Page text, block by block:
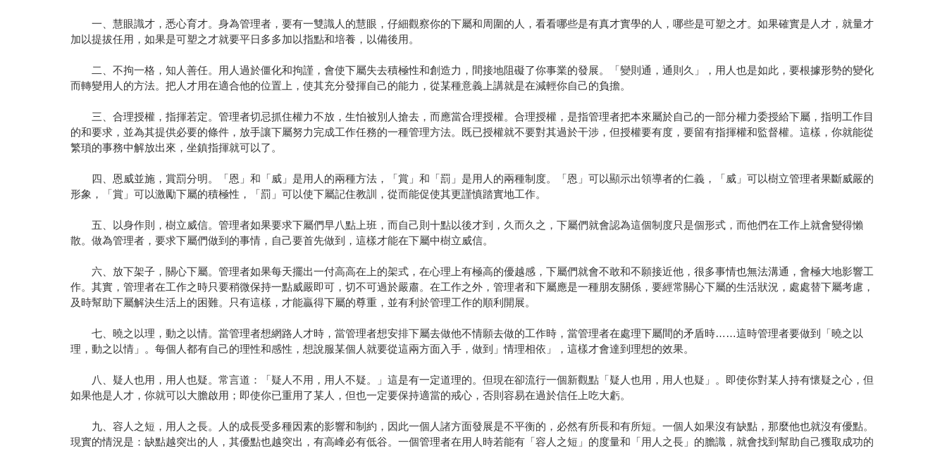
一、慧眼識才，悉心育才。身為管理者，要有一雙識人的慧眼，仔細觀察你的下屬和周圍的人，看看哪些是有真才實學的人，哪些是可塑之才。如果確實是人才，就量才
加以提拔任用，如果是可塑之才就要平日多多加以指點和培養，以備後用。
二、不拘一格，知人善任。用人過於僵化和拘謹，會使下屬失去積極性和創造力，間接地阻礙了你事業的發展。「變則通，通則久」，用人也是如此，要根據形勢的變化
而轉變用人的方法。把人才用在適合他的位置上，使其充分發揮自己的能力，從某種意義上講就是在減輕你自己的負擔。
三、合理授權，指揮若定。管理者切忌抓住權力不放，生怕被別人搶去，而應當合理授權。合理授權，是指管理者把本來屬於自己的一部分權力委授給下屬，指明工作目
的和要求，並為其提供必要的條件，放手讓下屬努力完成工作任務的一種管理方法。既已授權就不要對其過於干涉，但授權要有度，要留有指揮權和監督權。這樣，你就能從
繁瑣的事務中解放出來，坐鎮指揮就可以了。
四、恩威並施，賞罰分明。「恩」和「威」是用人的兩種方法，「賞」和「罰」是用人的兩種制度。「恩」可以顯示出領導者的仁義，「威」可以樹立管理者果斷威嚴的
形象，「賞」可以激勵下屬的積極性，「罰」可以使下屬記住教訓，從而能促使其更謹慎踏實地工作。
五、以身作則，樹立威信。管理者如果要求下屬們早八點上班，而自己則十點以後才到，久而久之，下屬們就會認為這個制度只是個形式，而他們在工作上就會變得懶
散。做為管理者，要求下屬們做到的事情，自己要首先做到，這樣才能在下屬中樹立威信。
六、放下架子，關心下屬。管理者如果每天擺出一付高高在上的架式，在心理上有極高的優越感，下屬們就會不敢和不願接近他，很多事情也無法溝通，會極大地影響工
作。其實，管理者在工作之時只要稍微保持一點威嚴即可，切不可過於嚴肅。在工作之外，管理者和下屬應是一種朋友關係，要經常關心下屬的生活狀況，處處替下屬考慮，
及時幫助下屬解決生活上的困難。只有這樣，才能贏得下屬的尊重，並有利於管理工作的順利開展。
七、曉之以理，動之以情。當管理者想網路人才時，當管理者想安排下屬去做他不情願去做的工作時，當管理者在處理下屬間的矛盾時……這時管理者要做到「曉之以
理，動之以情」。每個人都有自己的理性和感性，想說服某個人就要從這兩方面入手，做到」情理相依」，這樣才會達到理想的效果。
八、疑人也用，用人也疑。常言道：「疑人不用，用人不疑。」這是有一定道理的。但現在卻流行一個新觀點「疑人也用，用人也疑」。即使你對某人持有懷疑之心，但
如果他是人才，你就可以大膽啟用；即使你已重用了某人，但也一定要保持適當的戒心，否則容易在過於信任上吃大虧。
九、容人之短，用人之長。人的成長受多種因素的影響和制約，因此一個人諸方面發展是不平衡的，必然有所長和有所短。一個人如果沒有缺點，那麼他也就沒有優點。
現實的情況是：缺點越突出的人，其優點也越突出，有高峰必有低谷。一個管理者在用人時若能有「容人之短」的度量和「用人之長」的膽識，就會找到幫助自己獲取成功的